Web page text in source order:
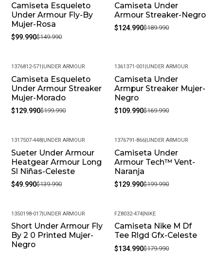
-33%
Camiseta Esqueleto
Under Armour Fly-By
Mujer-Rosa
$99.990$149.990
-34%
Camiseta Under
Armour Streaker-Negro
$124.990$189.990
-35%
1376812-571 |UNDER ARMOUR
Camiseta Esqueleto
Under Armour Streaker
Mujer-Morado
$129.990$199.990
-35%
1361371-001 |UNDER ARMOUR
Camiseta Under
Armpur Streaker Mujer-
Negro
$109.990$169.990
-64%
1317507-448|UNDER ARMOUR
Sueter Under Armour
Heatgear Armour Long
Sl Niñas-Celeste
$49.990$139.990
-35%
1376791-866|UNDER ARMOUR
Camiseta Under
Armour Tech™ Vent-
Naranja
$129.990$199.990
-23%
1350198-017|UNDER ARMOUR
Short Under Armour Fly
By 2 0 Printed Mujer-
Negro
-25%
FZ8032-474|NIKE
Camiseta Nike M Df
Tee Rlgd Gfx-Celeste
$134.990$179.990